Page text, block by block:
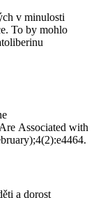
v minulosti
To by mohlo
Associated with
a dorost